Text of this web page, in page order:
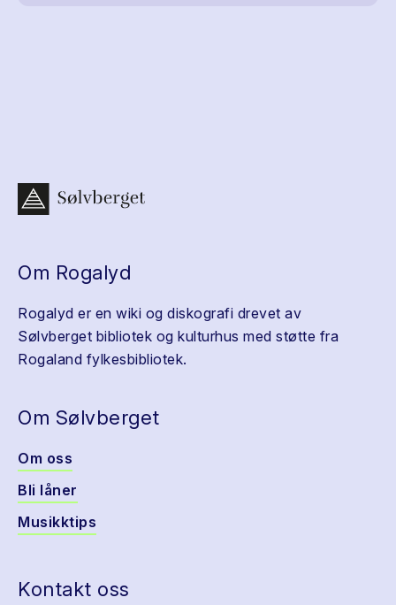
Om Rogalyd
Rogalyd er en wiki og diskografi drevet av
Sølvberget bibliotek og kulturhus med støtte fra
Rogaland fylkesbibliotek.
Om Sølvberget
Om oss
Bli låner
Musikktips
Kontakt oss